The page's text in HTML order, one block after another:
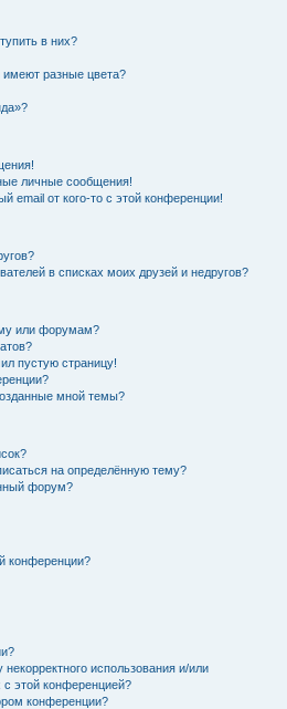
в них?
имеют разные цвета?
личные сообщения!
email от кого-то с этой конференции!
в списках моих друзей и недругов?
или форумам?
пустую страницу!
мной темы?
на определённую тему?
форум?
конференции?
использования и/или
этой конференцией?
конференции?